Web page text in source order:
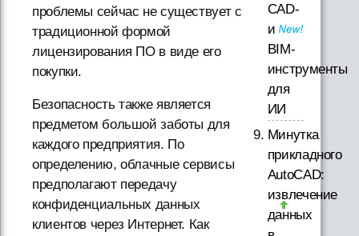
проблемы сейчас не существует с
традиционной формой
лицензирования ПО в виде его
покупки.
Безопасность также является
предметом большой заботы для
каждого предприятия. По
определению, облачные сервисы
предполагают передачу
конфиденциальных данных
клиентов через Интернет. Как
CAD-
и
BIM-
инструменты
для
ИИ
Минутка
прикладного
AutoCAD:
извлечение
данных